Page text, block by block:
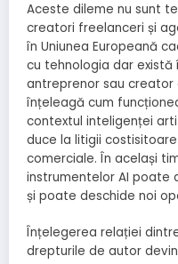
Aceste dileme nu sunt
creatori freelanceri și
în Uniunea Europeană
cu tehnologia dar există
antreprenor sau
înțeleagă cum
contextul inteligenței
duce la litigii
comerciale. În același
instrumentelor AI poate
și poate deschide noi
Înțelegerea relației
drepturile de autor